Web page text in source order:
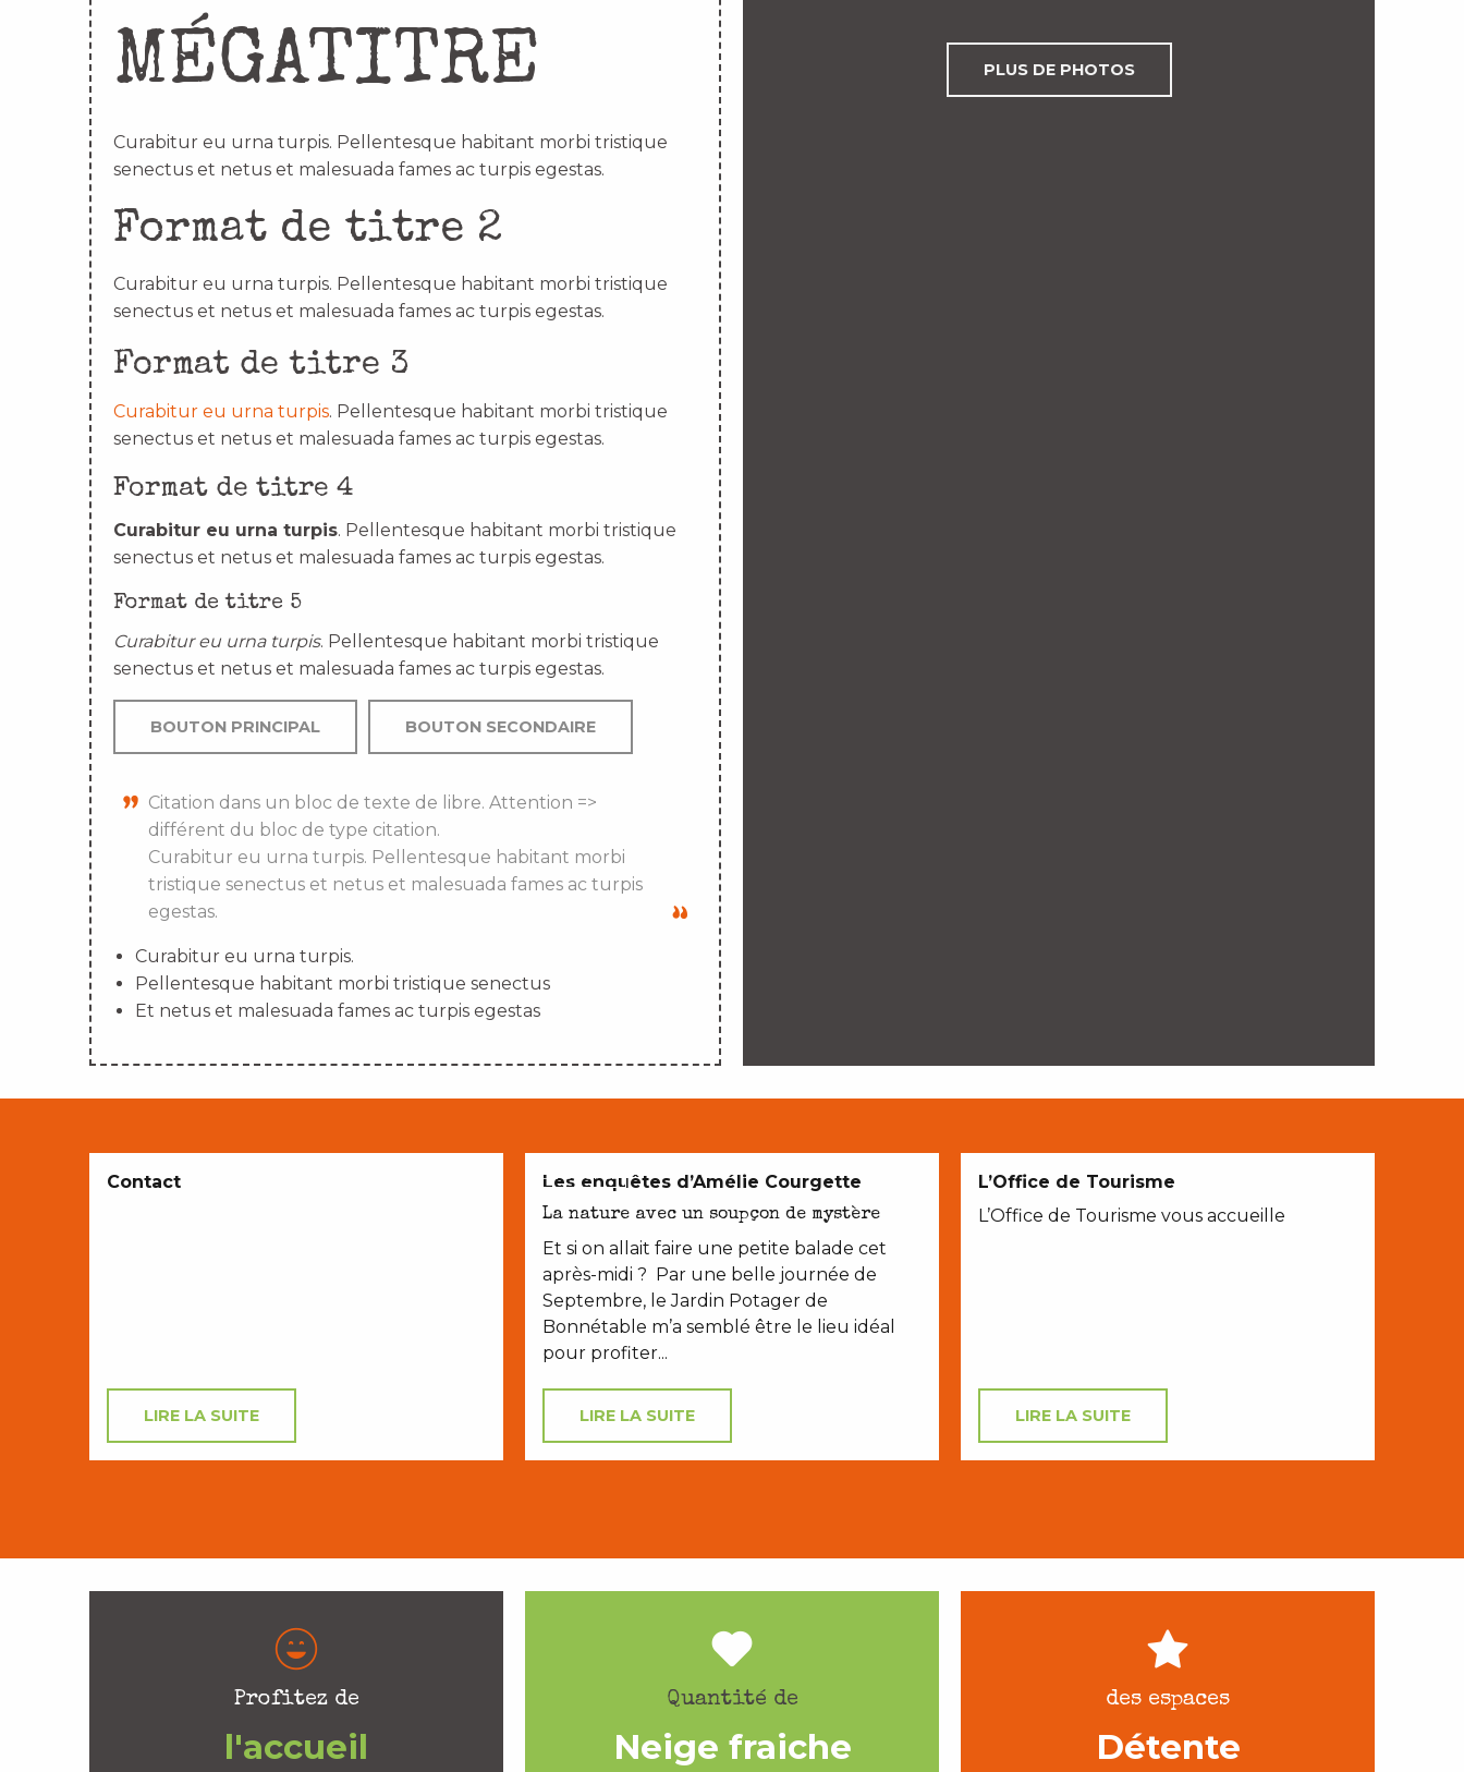
MÉGATITRE
Curabitur eu urna turpis. Pellentesque habitant morbi tristique
senectus et netus et malesuada fames ac turpis egestas.
Format de titre 2
Curabitur eu urna turpis. Pellentesque habitant morbi tristique
senectus et netus et malesuada fames ac turpis egestas.
Format de titre 3
Curabitur eu urna turpis. Pellentesque habitant morbi tristique
senectus et netus et malesuada fames ac turpis egestas.
Format de titre 4
Curabitur eu urna turpis. Pellentesque habitant morbi tristique
senectus et netus et malesuada fames ac turpis egestas.
Format de titre 5
Curabitur eu urna turpis. Pellentesque habitant morbi tristique
senectus et netus et malesuada fames ac turpis egestas.
BOUTON PRINCIPAL BOUTON SECONDAIRE
Citation dans un bloc de texte de libre. Attention =>
différent du bloc de type citation.
Curabitur eu urna turpis. Pellentesque habitant morbi
tristique senectus et netus et malesuada fames ac turpis
egestas.
Curabitur eu urna turpis.
Pellentesque habitant morbi tristique senectus
Et netus et malesuada fames ac turpis egestas
PLUS DE PHOTOS
Contact
LIRE LA SUITE
EN COUPLE
Les enquêtes d’Amélie Courgette
La nature avec un soupçon de mystère
Et si on allait faire une petite balade cet
après-midi ? Par une belle journée de
Septembre, le Jardin Potager de
Bonnétable m’a semblé être le lieu idéal
pour profiter...
LIRE LA SUITE
L’Office de Tourisme
L’Office de Tourisme vous accueille
LIRE LA SUITE
Profitez de
l'accueil
Quantité de
Neige fraiche
des espaces
Détente